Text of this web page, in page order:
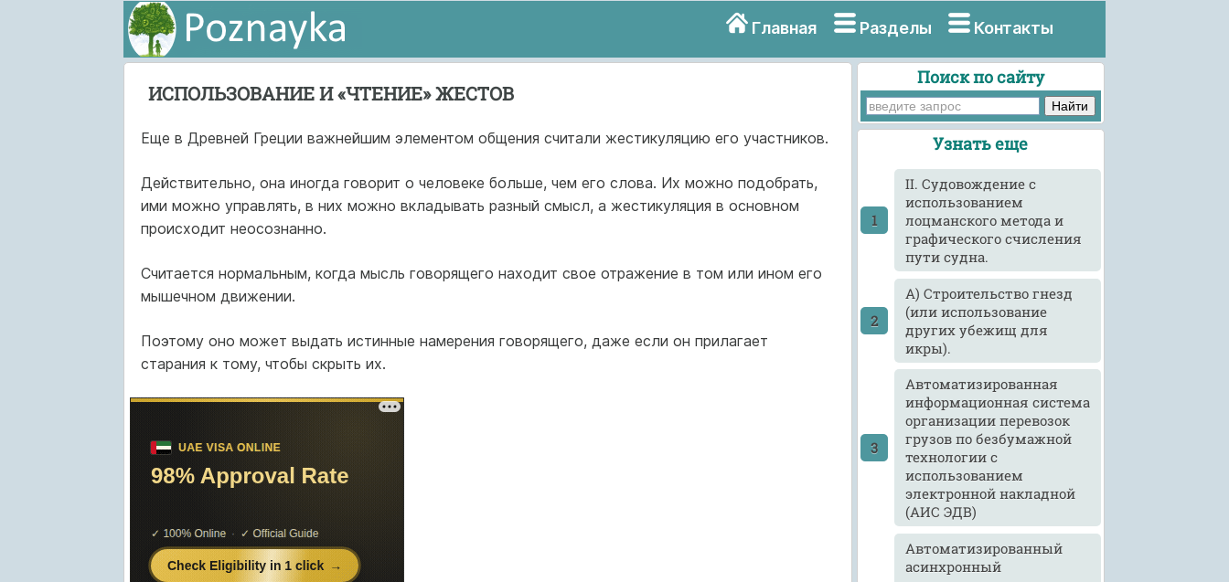
Главная Разделы Контакты
ИСПОЛЬЗОВАНИЕ И «ЧТЕНИЕ» ЖЕСТОВ
Еще в Древней Греции важнейшим элементом общения считали жестикуляцию его участников.
Действительно, она иногда говорит о человеке больше, чем его слова. Их можно подобрать,
ими можно управлять, в них можно вкладывать разный смысл, а жестикуляция в основном
происходит неосознанно.
Считается нормальным, когда мысль говорящего находит свое отражение в том или ином его
мышечном движении.
Поэтому оно может выдать истинные намерения говорящего, даже если он прилагает
старания к тому, чтобы скрыть их.
Поиск по сайту
Узнать еще
II. Судовождение с
использованием
лоцманского метода и
графического счисления
пути судна.
А) Строительство гнезд
(или использование
других убежищ для
икры).
Автоматизированная
информационная система
организации перевозок
грузов по безбумажной
технологии с
использованием
электронной накладной
(АИС ЭДВ)
Автоматизированный
асинхронный